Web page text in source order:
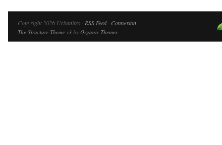
Copyright 2026 Urbanités · RSS Feed· Connexion
The Structure Theme v3 by Organic Themes